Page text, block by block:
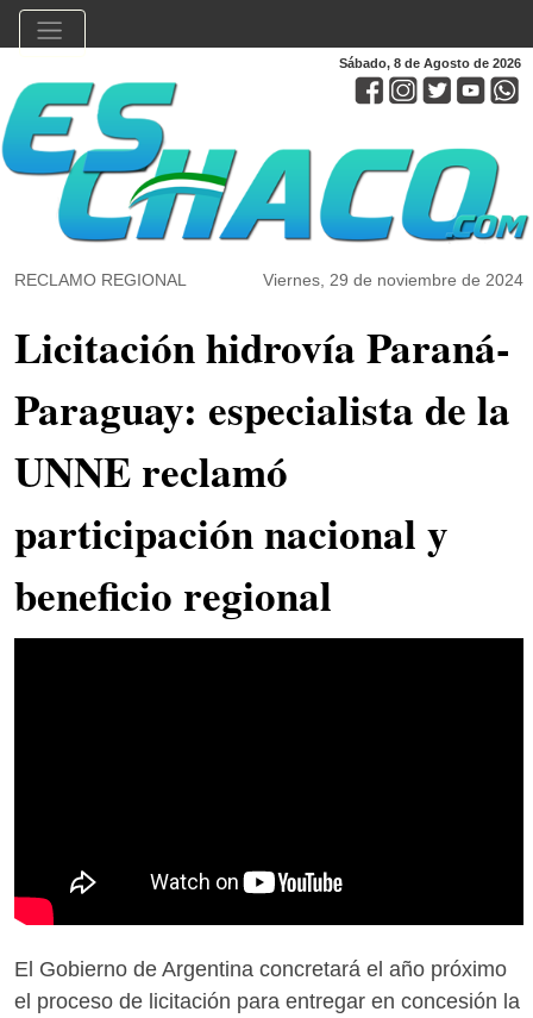
Sábado, 8 de Agosto de 2026
RECLAMO REGIONAL Viernes, 29 de noviembre de 2024
Licitación hidrovía Paraná-
Paraguay: especialista de la
UNNE reclamó
participación nacional y
beneficio regional
El Gobierno de Argentina concretará el año próximo
el proceso de licitación para entregar en concesión la